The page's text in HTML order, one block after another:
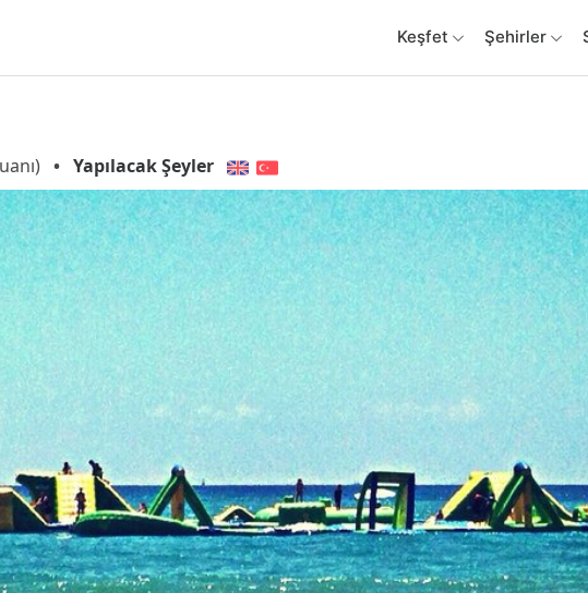
Keşfet Şehirler
• Yapılacak Şeyler